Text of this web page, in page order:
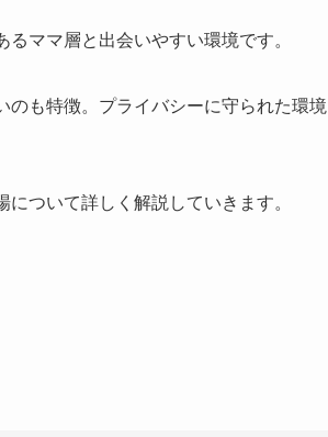
ママ層と出会いやすい環境です。
も特徴。プライバシーに守られた環境
ついて詳しく解説していきます。